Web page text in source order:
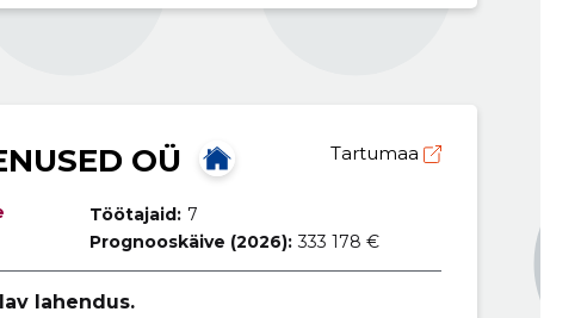
OÜ Tartumaa
Töötajaid: 7
Prognooskäive (2026): 333 178 €
lahendus.